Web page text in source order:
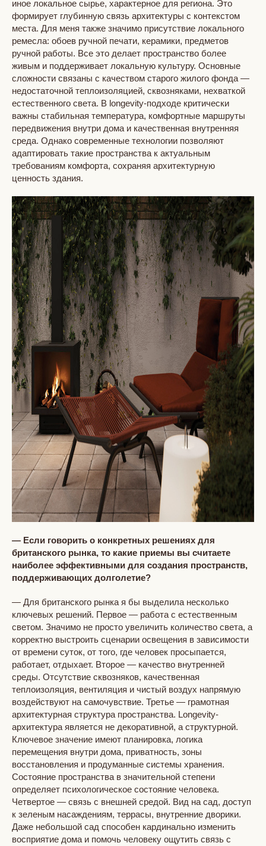
иное локальное сырье, характерное для региона. Это
формирует глубинную связь архитектуры с контекстом
места. Для меня также значимо присутствие локального
ремесла: обоев ручной печати, керамики, предметов
ручной работы. Все это делает пространство более
живым и поддерживает локальную культуру. Основные
сложности связаны с качеством старого жилого фонда —
недостаточной теплоизоляцией, сквозняками, нехваткой
естественного света. В longevity-подходе критически
важны стабильная температура, комфортные маршруты
передвижения внутри дома и качественная внутренняя
среда. Однако современные технологии позволяют
адаптировать такие пространства к актуальным
требованиям комфорта, сохраняя архитектурную
ценность здания.
— Если говорить о конкретных решениях для
британского рынка, то какие приемы вы считаете
наиболее эффективными для создания пространств,
поддерживающих долголетие?
— Для британского рынка я бы выделила несколько
ключевых решений. Первое — работа с естественным
светом. Значимо не просто увеличить количество света, а
корректно выстроить сценарии освещения в зависимости
от времени суток, от того, где человек просыпается,
работает, отдыхает. Второе — качество внутренней
среды. Отсутствие сквозняков, качественная
теплоизоляция, вентиляция и чистый воздух напрямую
воздействуют на самочувствие. Третье — грамотная
архитектурная структура пространства. Longevity-
архитектура является не декоративной, а структурной.
Ключевое значение имеют планировка, логика
перемещения внутри дома, приватность, зоны
восстановления и продуманные системы хранения.
Состояние пространства в значительной степени
определяет психологическое состояние человека.
Четвертое — связь с внешней средой. Вид на сад, доступ
к зеленым насаждениям, террасы, внутренние дворики.
Даже небольшой сад способен кардинально изменить
восприятие дома и помочь человеку ощутить связь с